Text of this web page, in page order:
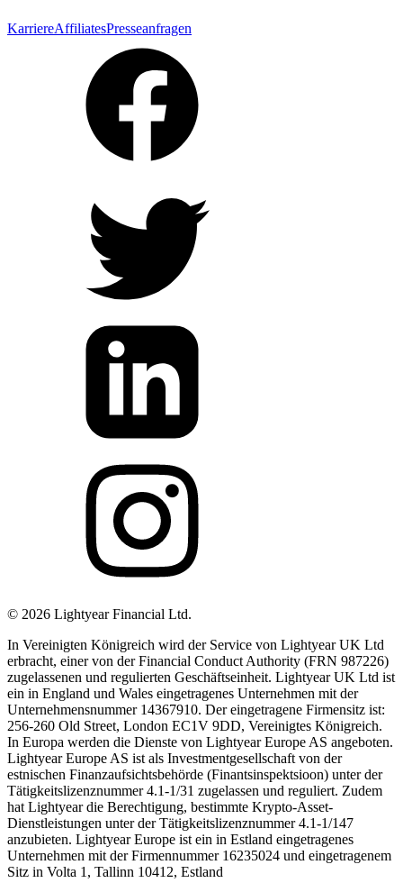
KarriereAffiliatesPresseanfragen
© 2026 Lightyear Financial Ltd.
In Vereinigten Königreich wird der Service von Lightyear UK Ltd
erbracht, einer von der Financial Conduct Authority (FRN 987226)
zugelassenen und regulierten Geschäftseinheit. Lightyear UK Ltd ist
ein in England und Wales eingetragenes Unternehmen mit der
Unternehmensnummer 14367910. Der eingetragene Firmensitz ist:
256-260 Old Street, London EC1V 9DD, Vereinigtes Königreich.
In Europa werden die Dienste von Lightyear Europe AS angeboten.
Lightyear Europe AS ist als Investmentgesellschaft von der
estnischen Finanzaufsichtsbehörde (Finantsinspektsioon) unter der
Tätigkeitslizenznummer 4.1-1/31 zugelassen und reguliert. Zudem
hat Lightyear die Berechtigung, bestimmte Krypto-Asset-
Dienstleistungen unter der Tätigkeitslizenznummer 4.1-1/147
anzubieten. Lightyear Europe ist ein in Estland eingetragenes
Unternehmen mit der Firmennummer 16235024 und eingetragenem
Sitz in Volta 1, Tallinn 10412, Estland